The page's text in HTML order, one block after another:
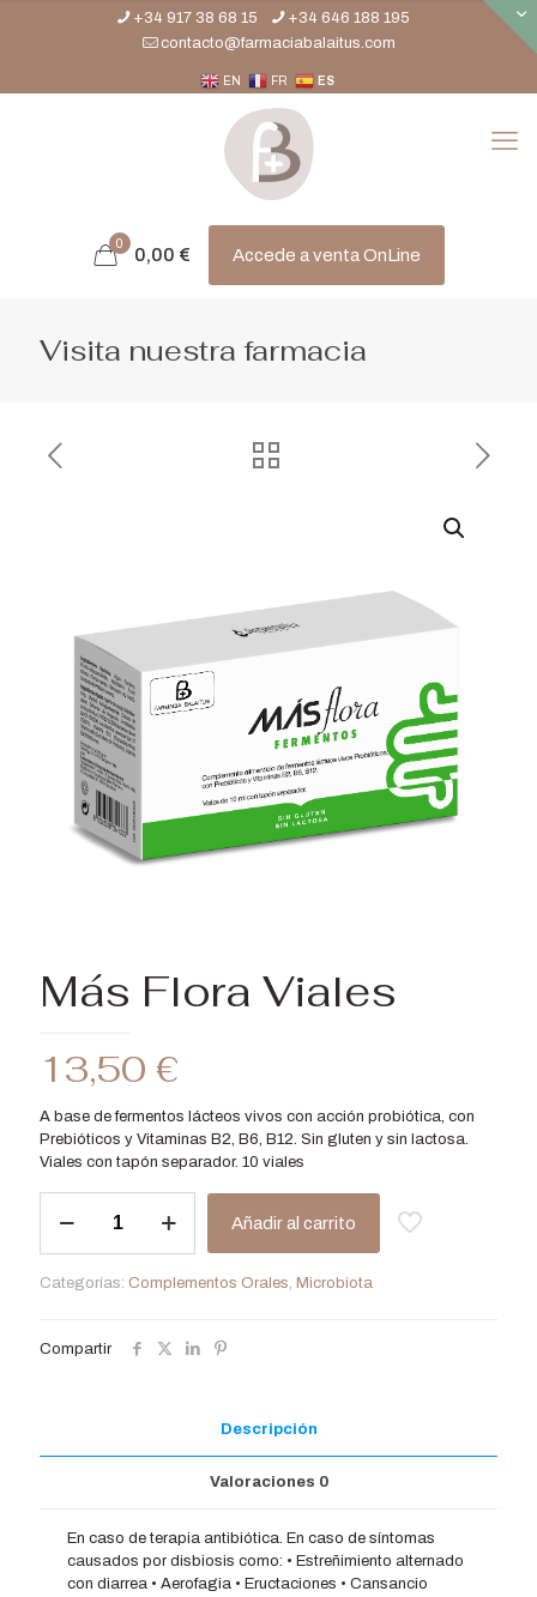
+34 917 38 68 15
+34 646 188 195
contacto@farmaciabalaitus.com
EN FR ES
0
0,00 € Accede a venta OnLine
Visita nuestra farmacia
Más Flora Viales
13,50 €
A base de fermentos lácteos vivos con acción probiótica, con
Prebióticos y Vitaminas B2, B6, B12. Sin gluten y sin lactosa.
Viales con tapón separador. 10 viales
Flora
Añadir al carrito
Categorías: Complementos Orales, Microbiota
Compartir
Descripción
Valoraciones 0
En caso de terapia antibiótica. En caso de síntomas
causados por disbiosis como: • Estreñimiento alternado
con diarrea • Aerofagia • Eructaciones • Cansancio